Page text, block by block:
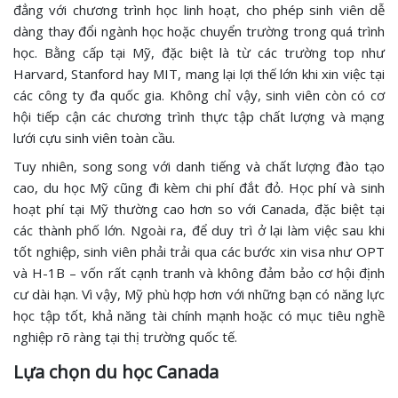
đẳng với chương trình học linh hoạt, cho phép sinh viên dễ
dàng thay đổi ngành học hoặc chuyển trường trong quá trình
học. Bằng cấp tại Mỹ, đặc biệt là từ các trường top như
Harvard, Stanford hay MIT, mang lại lợi thế lớn khi xin việc tại
các công ty đa quốc gia. Không chỉ vậy, sinh viên còn có cơ
hội tiếp cận các chương trình thực tập chất lượng và mạng
lưới cựu sinh viên toàn cầu.
Tuy nhiên, song song với danh tiếng và chất lượng đào tạo
cao, du học Mỹ cũng đi kèm chi phí đắt đỏ. Học phí và sinh
hoạt phí tại Mỹ thường cao hơn so với Canada, đặc biệt tại
các thành phố lớn. Ngoài ra, để duy trì ở lại làm việc sau khi
tốt nghiệp, sinh viên phải trải qua các bước xin visa như OPT
và H-1B – vốn rất cạnh tranh và không đảm bảo cơ hội định
cư dài hạn. Vì vậy, Mỹ phù hợp hơn với những bạn có năng lực
học tập tốt, khả năng tài chính mạnh hoặc có mục tiêu nghề
nghiệp rõ ràng tại thị trường quốc tế.
Lựa chọn du học Canada